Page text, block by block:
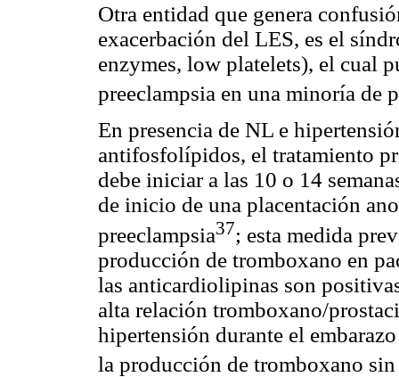
Otra entidad que genera
exacerbación del LES, es el
enzymes, low platelets), el cual
preeclampsia en una minoría de
En presencia de NL e
antifosfolípidos, el tratamiento
debe iniciar a las 10 o 14
de inicio de una placentación
preeclampsia37; esta medida
producción de tromboxano en
las anticardiolipinas son
alta relación tromboxano/
hipertensión durante el
la producción de tromboxano